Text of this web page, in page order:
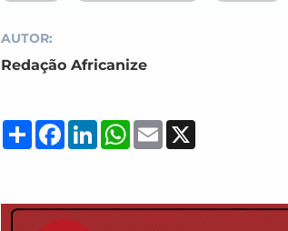
AUTOR:
Redação Africanize
Compartilhar
Facebook
LinkedInWhatsApp
Email